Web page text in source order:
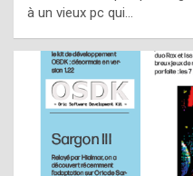
à un vieux pc qui…